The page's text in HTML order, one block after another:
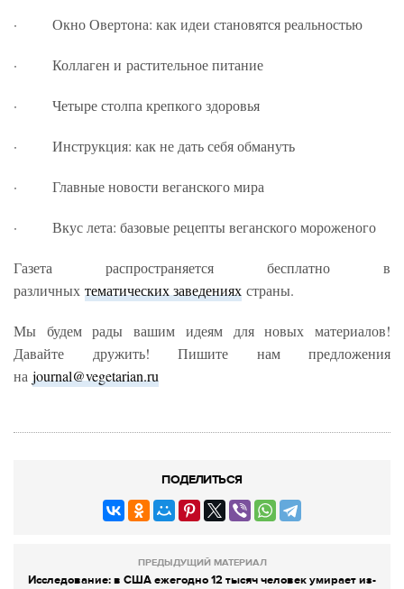
· Окно Овертона: как идеи становятся реальностью
· Коллаген и растительное питание
· Четыре столпа крепкого здоровья
· Инструкция: как не дать себя обмануть
· Главные новости веганского мира
· Вкус лета: базовые рецепты веганского мороженого
Газета распространяется бесплатно в
различных тематических заведениях страны.
Мы будем рады вашим идеям для новых материалов!
Давайте дружить! Пишите нам предложения
на journal@vegetarian.ru
ПОДЕЛИТЬСЯ
ПРЕДЫДУЩИЙ МАТЕРИАЛ
Исследование: в США ежегодно 12 тысяч человек умирает из-